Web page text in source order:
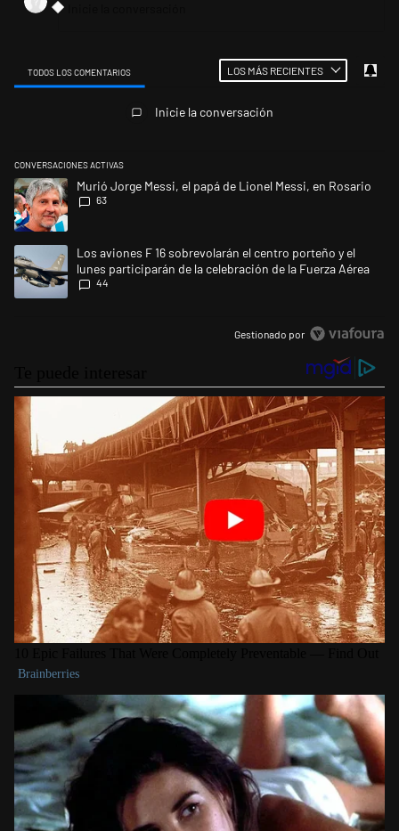
TODOS LOS COMENTARIOS LOS MÁS RECIENTES
Inicie la conversación
CONVERSACIONES ACTIVAS
Este listado muestra los artículos con más comentarios en los últimos
Un artículo de tendencia con el título "Murió Jorge Messi, el papá de
Murió Jorge Messi, el papá de Lionel Messi, en Rosario
63
Un artículo de tendencia con el título "Los aviones F 16 sobrevolarán
Los aviones F 16 sobrevolarán el centro porteño y el
lunes participarán de la celebración de la Fuerza Aérea
44
Gestionado por